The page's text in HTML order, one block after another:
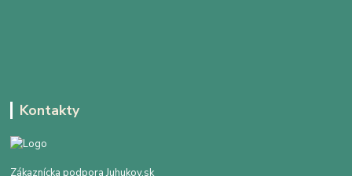
Kontakty
Zákaznícka podpora Juhukov.sk